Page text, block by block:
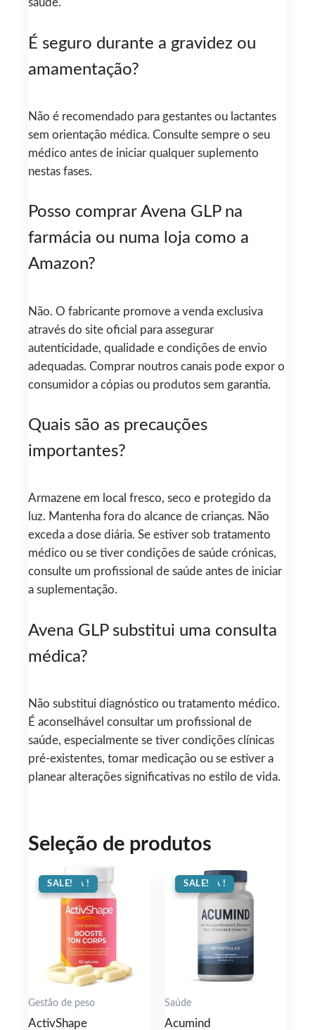
saúde.
É seguro durante a gravidez ou
amamentação?
Não é recomendado para gestantes ou lactantes
sem orientação médica. Consulte sempre o seu
médico antes de iniciar qualquer suplemento
nestas fases.
Posso comprar Avena GLP na
farmácia ou numa loja como a
Amazon?
Não. O fabricante promove a venda exclusiva
através do site oficial para assegurar
autenticidade, qualidade e condições de envio
adequadas. Comprar noutros canais pode expor o
consumidor a cópias ou produtos sem garantia.
Quais são as precauções
importantes?
Armazene em local fresco, seco e protegido da
luz. Mantenha fora do alcance de crianças. Não
exceda a dose diária. Se estiver sob tratamento
médico ou se tiver condições de saúde crónicas,
consulte um profissional de saúde antes de iniciar
a suplementação.
Avena GLP substitui uma consulta
médica?
Não substitui diagnóstico ou tratamento médico.
É aconselhável consultar um profissional de
saúde, especialmente se tiver condições clínicas
pré-existentes, tomar medicação ou se estiver a
planear alterações significativas no estilo de vida.
Seleção de produtos
OFERTA !
SALE!
Gestão de peso
ActivShape
OFERTA !
SALE!
Saúde
Acumind